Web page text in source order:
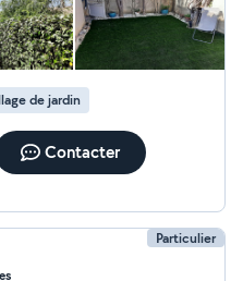
de jardin
Contacter
Particulier